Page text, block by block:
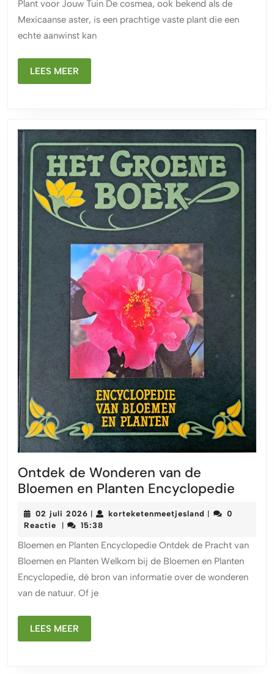
Plant
voor
Plant voor Jouw Tuin De cosmea, ook bekend als de
Mexicaanse aster, is een prachtige vaste plant die een
echte aanwinst kan
LEES MEER
MEER
Ontdek de Wonderen van de
Bloemen en Planten Encyclopedie
de
en
02 juli 2026 02
juli
korteketenmeetjesland
0
Reactie
15:38
Bloemen en Planten Encyclopedie Ontdek de Pracht van
Bloemen en Planten Welkom bij de Bloemen en Planten
Encyclopedie, dé bron van informatie over de wonderen
van de natuur. Of je
LEES MEER
MEER